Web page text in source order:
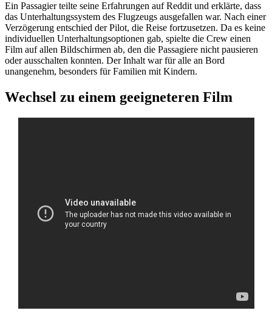
Ein Passagier teilte seine Erfahrungen auf Reddit und erklärte, dass
das Unterhaltungssystem des Flugzeugs ausgefallen war. Nach einer
Verzögerung entschied der Pilot, die Reise fortzusetzen. Da es keine
individuellen Unterhaltungsoptionen gab, spielte die Crew einen
Film auf allen Bildschirmen ab, den die Passagiere nicht pausieren
oder ausschalten konnten. Der Inhalt war für alle an Bord
unangenehm, besonders für Familien mit Kindern.
Wechsel zu einem geeigneteren Film